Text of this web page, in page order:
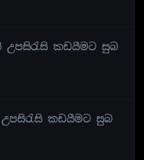
කඩයීමට සුබ
කඩයීමට සුබ